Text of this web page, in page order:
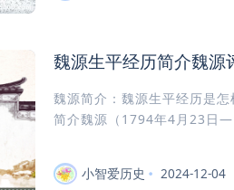
魏源生平经历简介魏源
魏源简介：魏源生平经历是
简介魏源（1794年4月23日
小智爱历史 2024-12-04